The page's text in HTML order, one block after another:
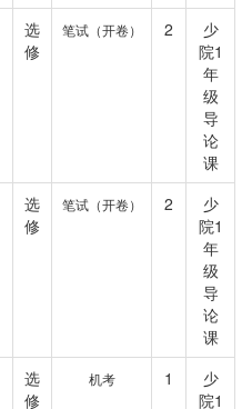
选
修
笔试（开卷） 2
少
院1
年
级
导
论
课
选
修
笔试（开卷） 2
少
院1
年
级
导
论
课
选
修
机考 1
少
院1